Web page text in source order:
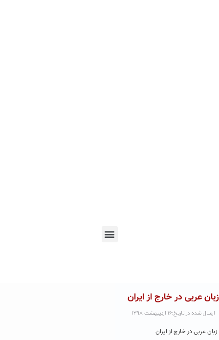
زبان عربی در خارج از ایران
ارسال شده در تاریخ:۱۶ اردیبهشت ۱۳۹۸
زبان عربی در خارج از ایران